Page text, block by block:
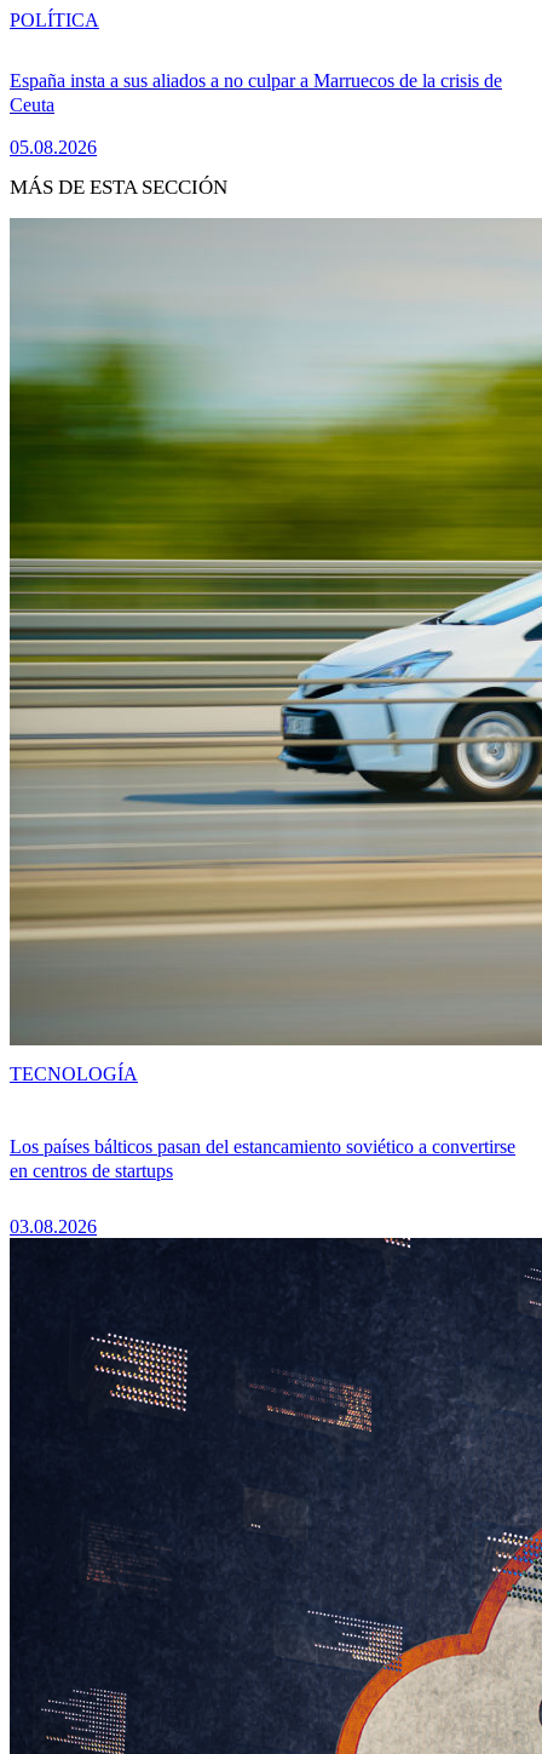
España insta a sus aliados a no culpar a Marruecos de la crisis de
Ceuta
05.08.2026
POLÍTICA
MÁS DE ESTA SECCIÓN
Los países bálticos pasan del estancamiento soviético a convertirse
en centros de startups
03.08.2026
TECNOLOGÍA